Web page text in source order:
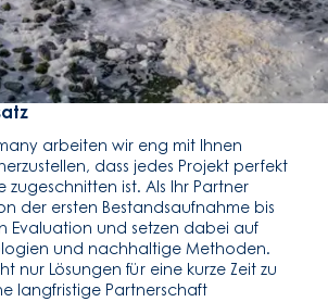
arbeiten wir eng mit Ihnen
dass jedes Projekt perfekt
zugeschnitten ist. Als Ihr Partner
der ersten Bestandsaufnahme bis
Evaluation und setzen dabei auf
und nachhaltige Methoden.
nur Lösungen für eine kurze Zeit zu
langfristige Partnerschaft